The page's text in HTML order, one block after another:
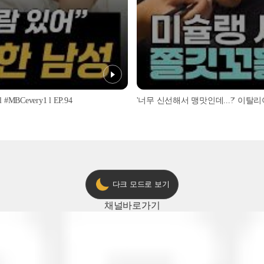
l EP.94
다크 모드로 보기
채널바로가기